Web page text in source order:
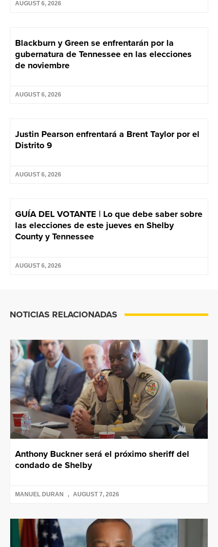
AUGUST 6, 2026
Blackburn y Green se enfrentarán por la
gubernatura de Tennessee en las elecciones
de noviembre
AUGUST 6, 2026
Justin Pearson enfrentará a Brent Taylor por el
Distrito 9
AUGUST 6, 2026
GUÍA DEL VOTANTE | Lo que debe saber sobre
las elecciones de este jueves en Shelby
County y Tennessee
AUGUST 6, 2026
NOTICIAS RELACIONADAS
Anthony Buckner será el próximo sheriff del
condado de Shelby
MANUEL DURAN AUGUST 7, 2026